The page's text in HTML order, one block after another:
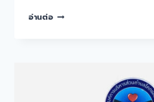
อ่านต่อ